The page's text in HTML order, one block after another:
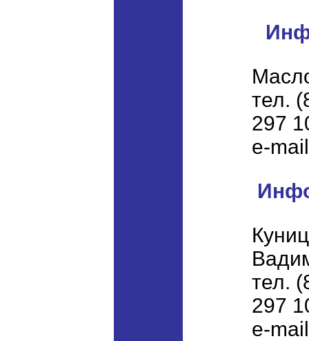
тел.
297
e-
тел.
297
e-